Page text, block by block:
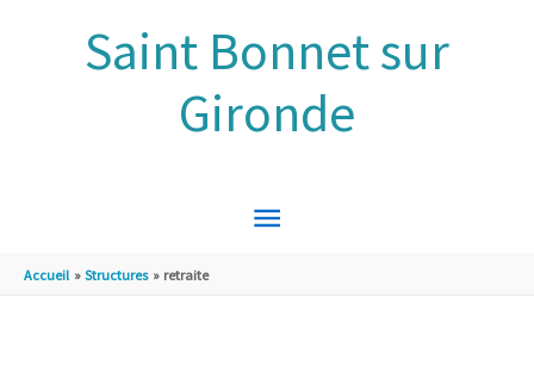
Saint Bonnet sur
Gironde
MENU
Accueil Structures retraite